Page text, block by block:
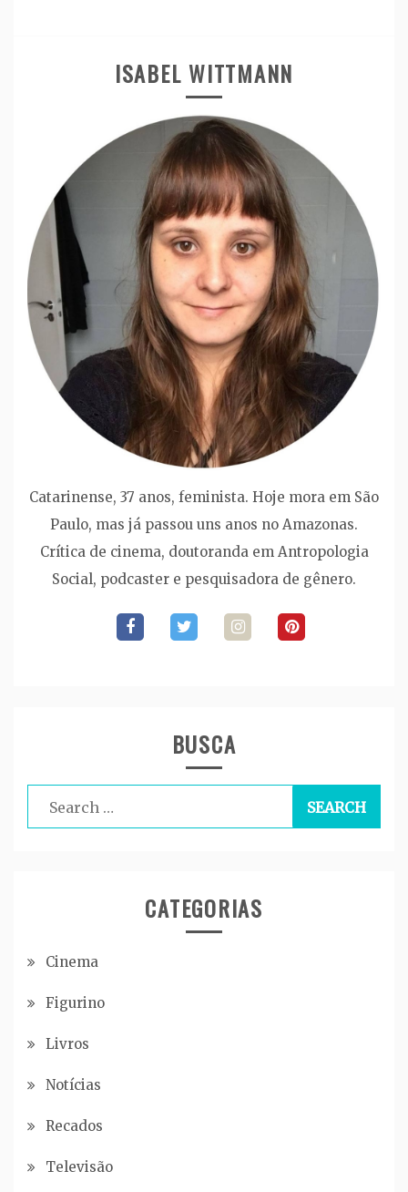
ISABEL WITTMANN
Catarinense, 37 anos, feminista. Hoje mora em São
Paulo, mas já passou uns anos no Amazonas.
Crítica de cinema, doutoranda em Antropologia
Social, podcaster e pesquisadora de gênero.
BUSCA
for:
CATEGORIAS
Cinema
Figurino
Livros
Notícias
Recados
Televisão